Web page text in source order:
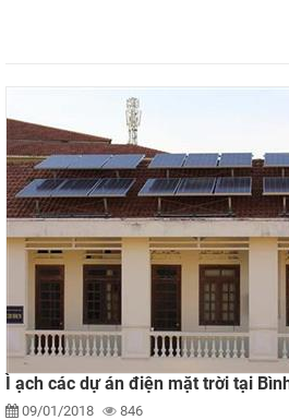
Ì ạch các dự án điện mặt trời tại
09/01/2018 846